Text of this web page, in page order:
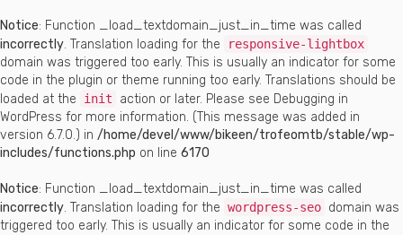
Notice: Function _load_textdomain_just_in_time was called
incorrectly. Translation loading for the responsive-lightbox
domain was triggered too early. This is usually an indicator for some
code in the plugin or theme running too early. Translations should be
loaded at the
init action or later. Please see Debugging in
WordPress for more information. (This message was added in
version 6.7.0.) in /home/devel/www/bikeen/trofeomtb/stable/wp-
includes/functions.php on line 6170
Notice: Function _load_textdomain_just_in_time was called
incorrectly. Translation loading for the wordpress-seo domain was
triggered too early. This is usually an indicator for some code in the